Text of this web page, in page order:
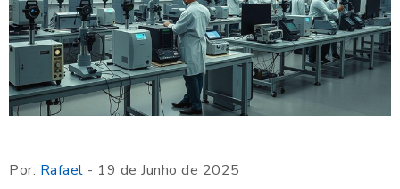
Por: Rafael - 19 de Junho de 2025